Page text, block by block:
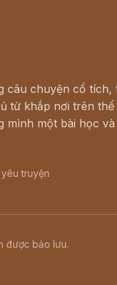
câu chuyện cổ tích,
từ khắp nơi trên thế
mình một bài học và
truyện
được bảo lưu.